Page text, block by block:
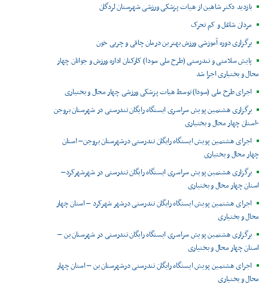
بازدید دکتر شاهین از هیات پزشکی ورزشی شهرستان لردگان
مردان شاغل و کم تحرک
برگزاری دوره آموزشی ورزش بهترین درمان چاقی و چربی خون
پایش سلامتی و تندرستی (طرح ملی سودا) کارکنان اداره ورزش و جوانان چهار
محال و بختیاری اجرا شد
اجرای طرح ملی (سودا) توسط هیات پزشکی ورزشی چهار محال و بختیاری
برگزاری هشتمین پویش سراسری ایستگاه رایگان تندرستی در شهرستان بروجن
-استان چهار محال و بختیاری
اجرای هشتمین پویش ایستگاه رایگان تندرستی درشهرستان بروجن– استان
چهار محال و بختیاری
برگزاری هشتمین پویش سراسری ایستگاه رایگان تندرستی در شهرشهرکرد–
استان چهار محال و بختیاری
اجرای هشتمین پویش ایستگاه رایگان تندرستی درشهر شهرکرد – استان چهار
محال و بختیاری
برگزاری هشتمین پویش سراسری ایستگاه رایگان تندرستی در شهرستان بن –
استان چهار محال و بختیاری
اجرای هشتمین پویش ایستگاه رایگان تندرستی درشهرستان بن – استان چهار
محال و بختیاری